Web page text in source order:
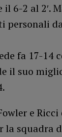
6-2 al 2′.
personali
fa 17-14
il suo
e
la squadra